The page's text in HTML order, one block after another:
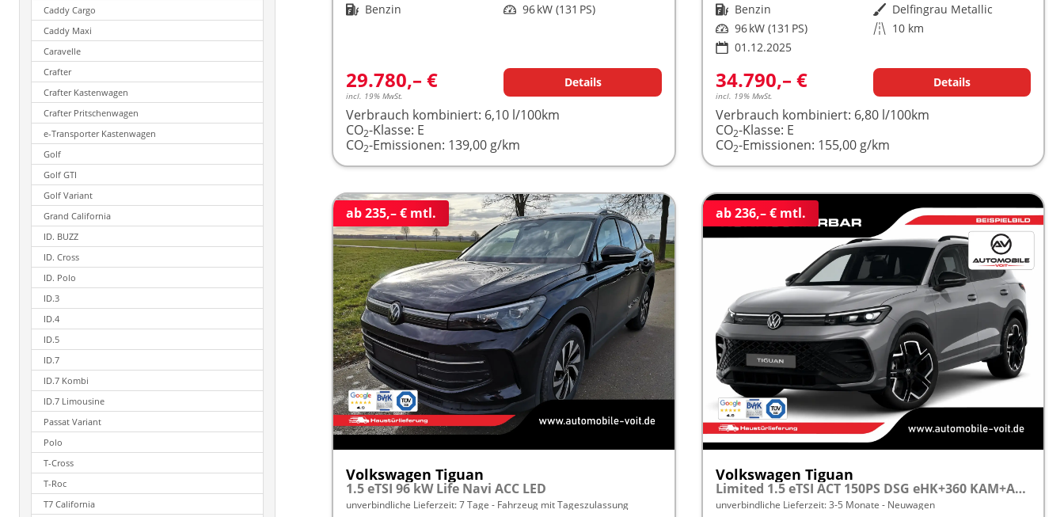
Kraftstoff Benzin Leistung 96 kW (131 PS)
29.780,– €
incl. 19% MwSt.
Details
Verbrauch kombiniert: 6,10 l/100km
CO2-Klasse: E
CO2-Emissionen: 139,00 g/km
Kraftstoff Benzin Außenfarbe Delfingrau Metallic
Leistung 96 kW (131 PS) Kilometerstand 10 km
01.12.2025
34.790,– €
incl. 19% MwSt.
Details
Verbrauch kombiniert: 6,80 l/100km
CO2-Klasse: E
CO2-Emissionen: 155,00 g/km
ab 235,– € mtl.
Volkswagen Tiguan
1.5 eTSI 96 kW Life Navi ACC LED
unverbindliche Lieferzeit:7 Tage Fahrzeug mit Tageszulassung
ab 236,– € mtl.
Volkswagen Tiguan
Limited 1.5 eTSI ACT 150PS DSG eHK+360 KAM+ACC+APP+LED PLUS+17" LM+KLIMA frei konfigurierbar!
unverbindliche Lieferzeit: 3-5 Monate Neuwagen
Caddy Cargo
Caddy Maxi
Caravelle
Crafter
Crafter Kastenwagen
Crafter Pritschenwagen
e-Transporter Kastenwagen
Golf
Golf GTI
Golf Variant
Grand California
ID. BUZZ
ID. Cross
ID. Polo
ID.3
ID.4
ID.5
ID.7
ID.7 Kombi
ID.7 Limousine
Passat Variant
Polo
T-Cross
T-Roc
T7 California